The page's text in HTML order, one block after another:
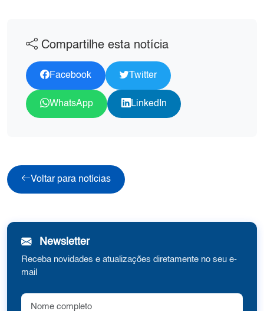
Compartilhe esta notícia
Facebook Twitter
WhatsApp LinkedIn
Voltar para notícias
Newsletter
Receba novidades e atualizações diretamente no seu e-
mail